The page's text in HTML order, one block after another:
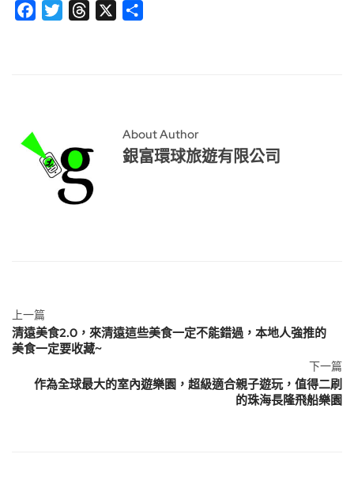
FacebookTwitterThreads
About Author
銀富環球旅遊有限公司
上一篇
清遠美食2.0，來清遠這些美食一定不能錯過，本地人強推的
美食一定要收藏~
下一篇
作為全球最大的室內遊樂園，超級適合親子遊玩，值得二刷
的珠海長隆飛船樂園